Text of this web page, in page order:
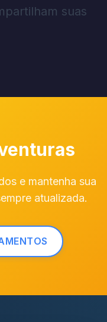
suas
e mantenha sua
atualizada.